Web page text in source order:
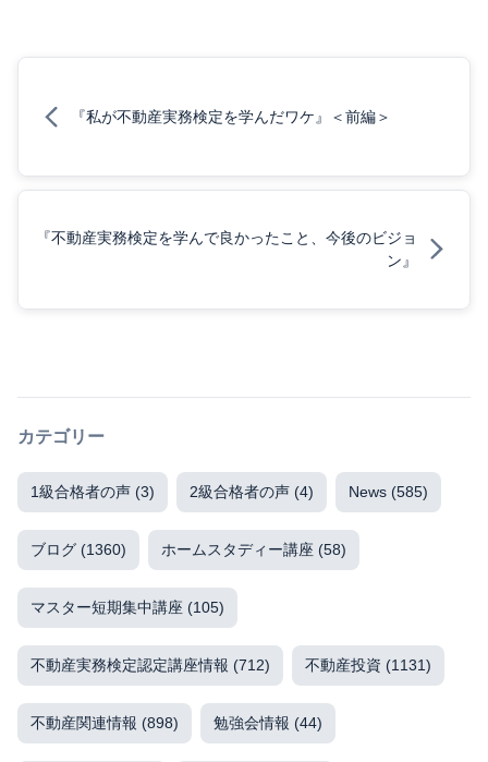
『私が不動産実務検定を学んだワケ』＜前編＞
『不動産実務検定を学んで良かったこと、今後のビジョ
ン』
カテゴリー
1級合格者の声 (3) 2級合格者の声 (4) News (585)
ブログ (1360) ホームスタディー講座 (58)
マスター短期集中講座 (105)
不動産実務検定認定講座情報 (712) 不動産投資 (1131)
不動産関連情報 (898) 勉強会情報 (44)